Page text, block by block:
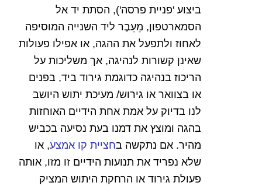
ביצוע 'פניית פרסה'), הסתת יד אל
הסמארטפון, מֵעֵבֶר ליד השנייה המוסיפה
לאחוז ולתפעל את ההגה, או אפילו פעולות
שאינן קשורות לנהיגה, אך משליכות על
הריכוז בנהיגה כדוגמת גירוד ביד, בפנים
או בצוואר או גירוש/ מעיכת יתוש היושב
לנו בדיוק על אמת אחת הידיים האוחזות
בהגה ומוצץ את דמנו בעת נסיעה בכביש
מהיר. אם נתקשה בחציית קו אמצע, או
שלא נפריד את תנועות הידיים זו מזו, אותה
פעולת גירוד או הרחקת היתוש המציק